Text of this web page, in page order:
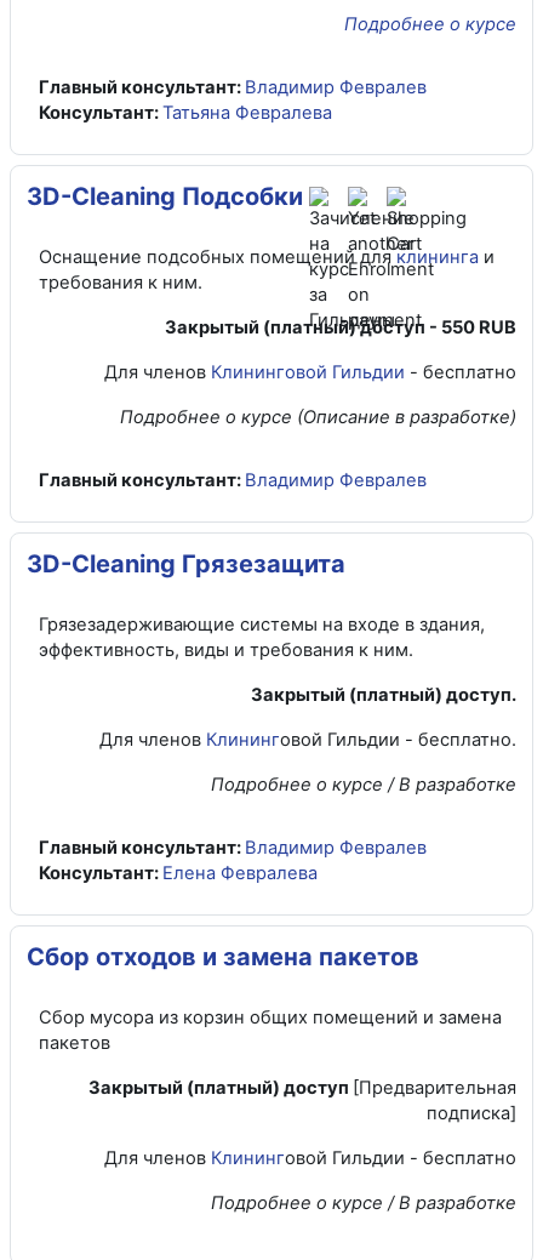
Подробнее о курсе
Главный консультант: Владимир Февралев
Консультант:Татьяна Февралева
3D-Cleaning Подсобки
Оснащение подсобных помещений дляклининга и
требования к ним.
Закрытый (платный) доступ - 550 RUB
Для членов Клининговой Гильдии - бесплатно
Подробнее о курсе (Описание в разработке)
Главный консультант: Владимир Февралев
3D-Cleaning Грязезащита
Грязезадерживающие системы на входе в здания,
эффективность, виды и требования к ним.
Закрытый (платный) доступ.
Для членов Клининговой Гильдии - бесплатно.
Подробнее о курсе / В разработке
Главный консультант: Владимир Февралев
Консультант: Елена Февралева
Сбор отходов и замена пакетов
Сбор мусора из корзин общих помещений и замена
пакетов
Закрытый (платный) доступ [Предварительная
подписка]
Для членов Клининговой Гильдии - бесплатно
Подробнее о курсе / В разработке